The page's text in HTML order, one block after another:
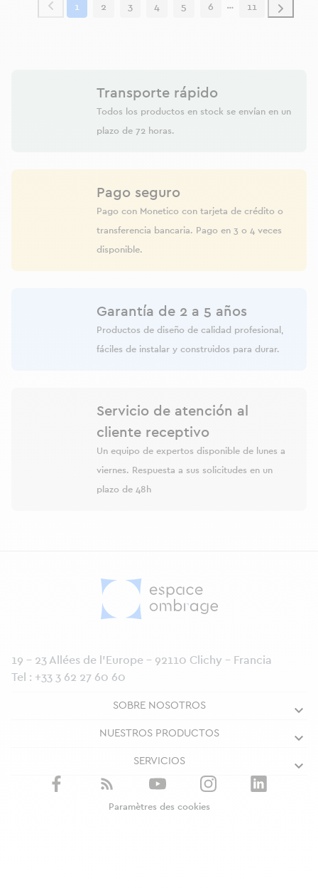
1 2 3 4 5 6 11
Transporte rápido
Todos los productos en stock se envían en un
plazo de 72 horas.
Pago seguro
Pago con Monetico con tarjeta de crédito o
transferencia bancaria. Pago en 3 o 4 veces
disponible.
Garantía de 2 a 5 años
Productos de diseño de calidad profesional,
fáciles de instalar y construidos para durar.
Servicio de atención al
cliente receptivo
Un equipo de expertos disponible de lunes a
viernes. Respuesta a sus solicitudes en un
plazo de 48h
19 - 23 Allées de l’Europe - 92110 Clichy - Francia
Tel : +33 3 62 27 60 60
SOBRE NOSOTROS
NUESTROS PRODUCTOS
SERVICIOS
Paramètres des cookies